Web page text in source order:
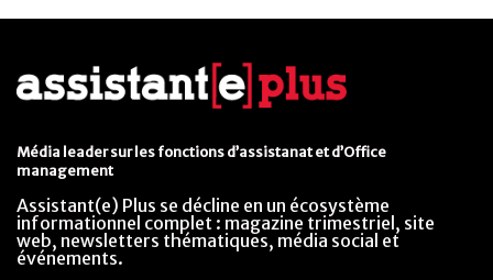
Média leader sur les fonctions d’assistanat et d’Office
management
Assistant(e) Plus se décline en un écosystème
informationnel complet : magazine trimestriel, site
web, newsletters thématiques, média social et
événements.